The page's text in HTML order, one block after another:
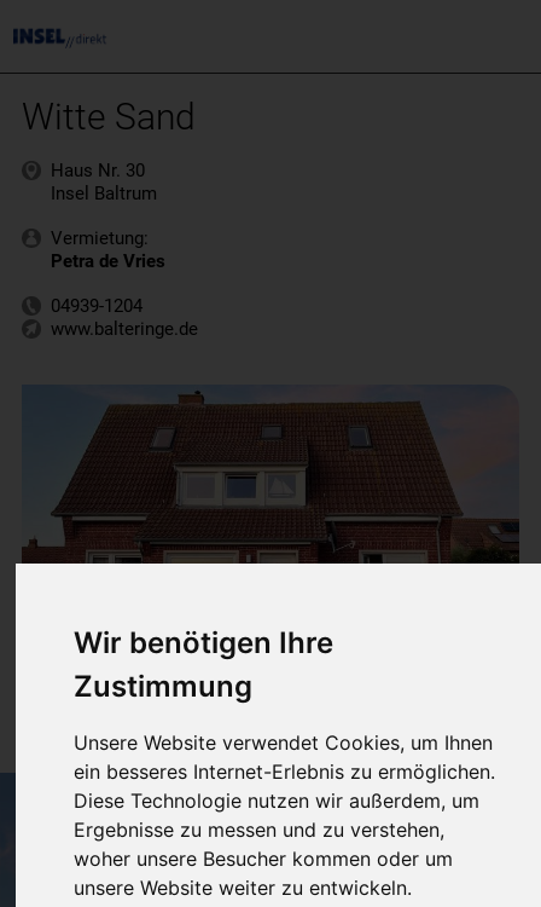
Wir benötigen Ihre
Zustimmung
Unsere Website verwendet Cookies, um Ihnen
ein besseres Internet-Erlebnis zu ermöglichen.
Diese Technologie nutzen wir außerdem, um
Ergebnisse zu messen und zu verstehen,
woher unsere Besucher kommen oder um
unsere Website weiter zu entwickeln.
Witte Sand
Haus Nr. 30
Insel Baltrum
Vermietung:
Petra de Vries
04939-1204
www.balteringe.de